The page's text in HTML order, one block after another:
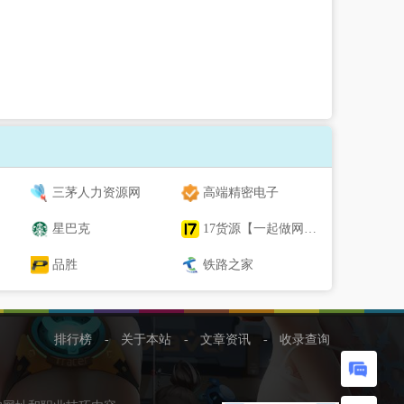
三茅人力资源网 高端精密电子
星巴克 17货源【一起做网店】
品胜 铁路之家
排行榜 - 关于本站 - 文章资讯 - 收录查询